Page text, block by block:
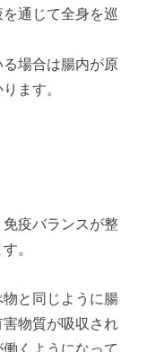
通じて全身を巡
場合は腸内が原
ます。
疫バランスが整
。
と同じように腸
物質が吸収され
くようになって